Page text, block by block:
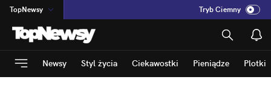
TopNewsy
na:Temat
INN:Poland
ASZ:dziennik
Tryb Ciemny
Newsy Styl życia Ciekawostki Pieniądze Plotki